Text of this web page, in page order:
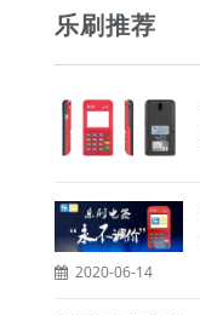
乐刷推荐
2020-06-14